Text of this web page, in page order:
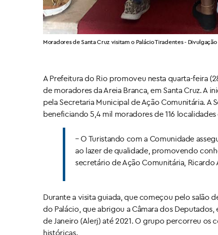
Moradores de Santa Cruz visitam o Palácio Tiradentes - Divulgação
A Prefeitura do Rio promoveu nesta quarta-feira
de moradores da Areia Branca, em Santa Cruz.
pela Secretaria Municipal de Ação Comunitária. A
beneficiando 5,4 mil moradores de 116
– O Turistando com a Comunidade
ao lazer de qualidade, promovendo
secretário de Ação Comunitária, Ricardo
Durante a visita guiada, que começou pelo salão
do Palácio, que abrigou a Câmara dos
de Janeiro (Alerj) até 2021. O grupo percorreu os
históricas.